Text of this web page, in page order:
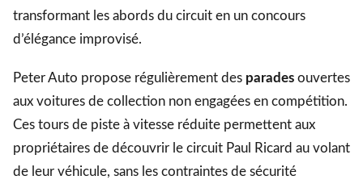
transformant les abords du circuit en un concours
d’élégance improvisé.
Peter Auto propose régulièrement des parades ouvertes
aux voitures de collection non engagées en compétition.
Ces tours de piste à vitesse réduite permettent aux
propriétaires de découvrir le circuit Paul Ricard au volant
de leur véhicule, sans les contraintes de sécurité